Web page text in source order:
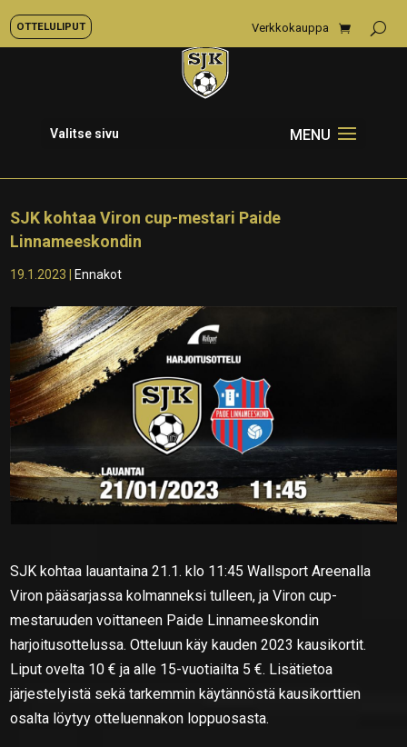
OTTELULIPUT Verkkokauppa
Valitse sivu
SJK kohtaa Viron cup-mestari Paide
Linnameeskondin
19.1.2023 Ennakot
SJK kohtaa lauantaina 21.1. klo 11:45 Wallsport Areenalla
Viron pääsarjassa kolmanneksi tulleen, ja Viron cup-
mestaruuden voittaneen Paide Linnameeskondin
harjoitusottelussa. Otteluun käy kauden 2023 kausikortit.
Liput ovelta 10 € ja alle 15-vuotiailta 5 €. Lisätietoa
järjestelyistä sekä tarkemmin käytännöstä kausikorttien
osalta löytyy otteluennakon loppuosasta.